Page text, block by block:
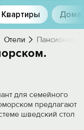
Квартиры Дома
Отели Пансионаты
для семейного
предлагают
шведский стол